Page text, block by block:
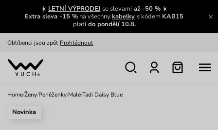
☀️ LETNÍ VÝPRODEJ se slevamiaž -50 %☀️
Extra sleva -15 % na všechnykabelky s kódem KAB15
platído pondělí 10.8.
Zajímavosti ze světa Vuch:
Zobrazit
Oblíbenci jsou zpět Prohlédnout
Nech se inspirovat
Home/Ženy/Peněženky/Malé/Tadi Daisy Blue
Novinka